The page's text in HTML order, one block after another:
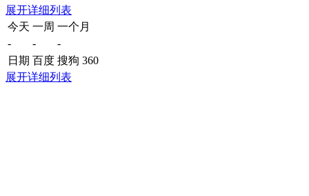
展开详细列表
今天 一周 一个月
-
-
-
日期 百度 搜狗 360
展开详细列表